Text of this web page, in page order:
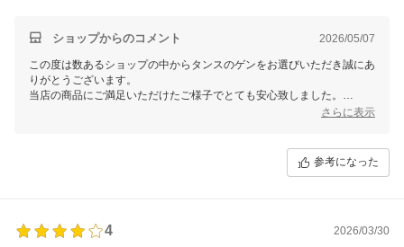
ショップからのコメント 2026/05/07
この度は数あるショップの中からタンスのゲンをお選びいただき誠にあ
りがとうございます。
当店の商品にご満足いただけたご様子でとても安心致しました。
☆５の評価をいただきスタッフ一同大変嬉しく思っております。さらに表示
参考になった
4
2026/03/30